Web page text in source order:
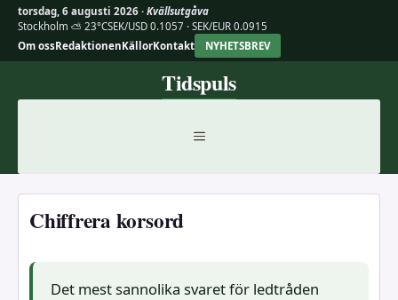
torsdag, 6 augusti 2026 · Kvällsutgåva
Stockholm ⛅ 23°CSEK/USD 0.1057 · SEK/EUR 0.0915
Om ossRedaktionenKällorKontakt NYHETSBREV
Tidspuls
MENY
Chiffrera korsord
Det mest sannolika svaret för ledtråden